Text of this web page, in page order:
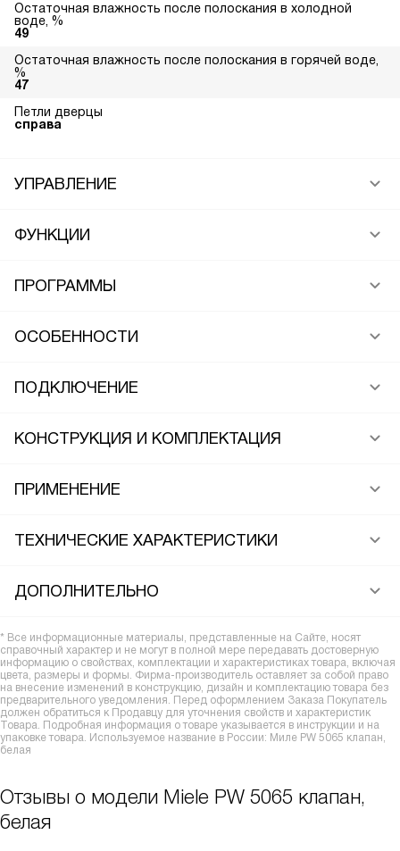
Остаточная влажность после полоскания в холодной
воде, %
49
Остаточная влажность после полоскания в горячей воде,
%
47
Петли дверцы
справа
УПРАВЛЕНИЕ
ФУНКЦИИ
ПРОГРАММЫ
ОСОБЕННОСТИ
ПОДКЛЮЧЕНИЕ
КОНСТРУКЦИЯ И КОМПЛЕКТАЦИЯ
ПРИМЕНЕНИЕ
ТЕХНИЧЕСКИЕ ХАРАКТЕРИСТИКИ
ДОПОЛНИТЕЛЬНО
* Все информационные материалы, представленные на Сайте, носят
справочный характер и не могут в полной мере передавать достоверную
информацию о свойствах, комплектации и характеристиках товара, включая
цвета, размеры и формы. Фирма-производитель оставляет за собой право
на внесение изменений в конструкцию, дизайн и комплектацию товара без
предварительного уведомления. Перед оформлением Заказа Покупатель
должен обратиться к Продавцу для уточнения свойств и характеристик
Товара. Подробная информация о товаре указывается в инструкции и на
упаковке товара. Используемое название в России: Миле PW 5065 клапан,
белая
Отзывы о модели Miele PW 5065 клапан,
белая